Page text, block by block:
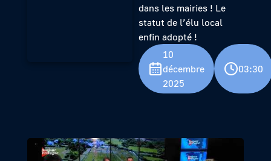
dans les mairies ! Le
statut de l’élu local
enfin adopté !
10
décembre
2025
03:30